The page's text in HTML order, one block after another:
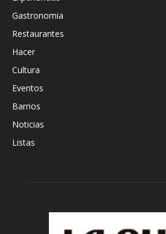
Gastronomia
Restaurantes
Hacer
Cultura
Eventos
Barrios
Noticias
Listas